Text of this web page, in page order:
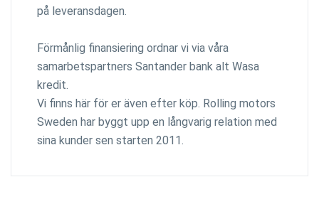
på leveransdagen.
Förmånlig finansiering ordnar vi via våra
samarbetspartners Santander bank alt Wasa
kredit.
Vi finns här för er även efter köp. Rolling motors
Sweden har byggt upp en långvarig relation med
sina kunder sen starten 2011.